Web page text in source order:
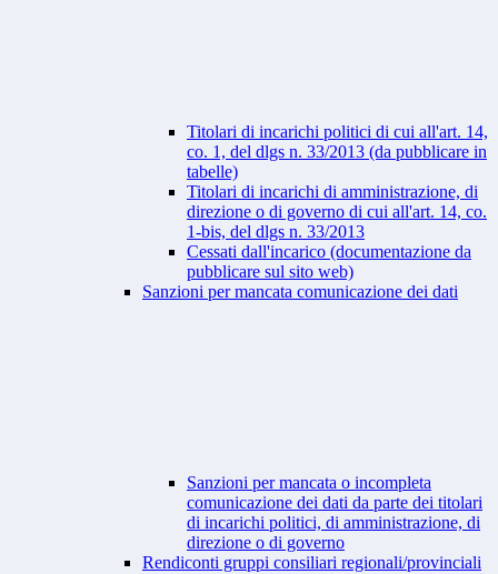
Titolari di incarichi politici di cui all'art. 14,
co. 1, del dlgs n. 33/2013 (da pubblicare in
tabelle)
Titolari di incarichi di amministrazione, di
direzione o di governo di cui all'art. 14, co.
1-bis, del dlgs n. 33/2013
Cessati dall'incarico (documentazione da
pubblicare sul sito web)
Sanzioni per mancata comunicazione dei dati
Sanzioni per mancata o incompleta
comunicazione dei dati da parte dei titolari
di incarichi politici, di amministrazione, di
direzione o di governo
Rendiconti gruppi consiliari regionali/provinciali